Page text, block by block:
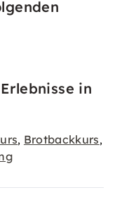
in
, Brotbackkurs,